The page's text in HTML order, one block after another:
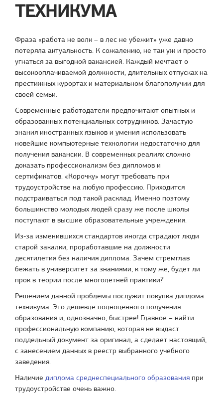
ТЕХНИКУМА
Фраза «работа не волк – в лес не убежит» уже давно
потеряла актуальность. К сожалению, не так уж и просто
угнаться за выгодной вакансией. Каждый мечтает о
высокооплачиваемой должности, длительных отпусках на
престижных курортах и материальном благополучии для
своей семьи.
Современные работодатели предпочитают опытных и
образованных потенциальных сотрудников. Зачастую
знания иностранных языков и умения использовать
новейшие компьютерные технологии недостаточно для
получения вакансии. В современных реалиях сложно
доказать профессионализм без дипломов и
сертификатов. «Корочку» могут требовать при
трудоустройстве на любую профессию. Приходится
подстраиваться под такой расклад. Именно поэтому
большинство молодых людей сразу же после школы
поступают в высшие образовательные учреждения.
Из-за изменившихся стандартов иногда страдают люди
старой закалки, проработавшие на должности
десятилетия без наличия диплома. Зачем стремглав
бежать в университет за знаниями, к тому же, будет ли
прок в теории после многолетней практики?
Решением данной проблемы послужит покупка диплома
техникума. Это дешевле полноценного получения
образования и, однозначно, быстрее! Главное – найти
профессиональную компанию, которая не выдаст
поддельный документ за оригинал, а сделает настоящий,
с занесением данных в реестр выбранного учебного
заведения.
Наличие диплома среднеспециального образования при
трудоустройстве очень важно.